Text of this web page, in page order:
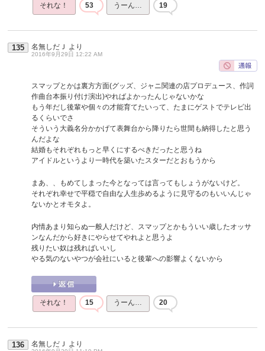
それな！ 53 うーん… 19
135 名無しだＪ より
2016年9月29日 12:22 AM
スマップとかは裏方方面(グッズ、ジャニ関連の店プロデュース、作詞
作曲台本振り付け演出)やればよかったんじゃないかな
もう年だし後輩や個々の才能育てたいって、たまにゲストでテレビ出
るくらいでさ
そういう大義名分かかげて表舞台から降りたら世間も納得したと思う
んだよな
結婚もそれぞれもっと早くにするべきだったと思うね
アイドルというより一時代を築いたスターだとおもうから
まあ、、もめてしまった今となっては言ってもしょうがないけど。
それぞれ幸せで平穏で自由な人生歩めるように見守るのもいいんじゃ
ないかとオモタよ。
内情あまり知らぬ一般人だけど、スマップとかもういい歳したオッサ
ンなんだから好きにやらせてやれよと思うよ
残りたい奴は残ればいいし
やる気のないやつが会社にいると後輩への影響よくないから
それな！ 15 うーん… 20
136 名無しだＪ より